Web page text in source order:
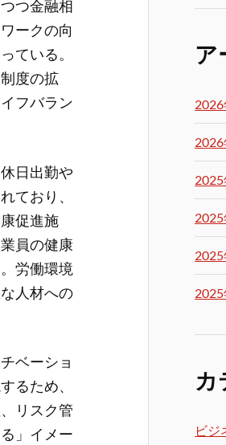
つ金融相
ークの向
ている。
度の拡
フバラン
日出勤や
ており、
促進施
員の健康
労働環境
人材への
ベーショ
るため、
リスク管
」イメー
ア
2026
2026
2025
2025
2025
2025
カ
ビジ